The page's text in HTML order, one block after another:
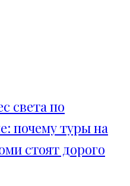
света по
почему туры на
стоят дорого